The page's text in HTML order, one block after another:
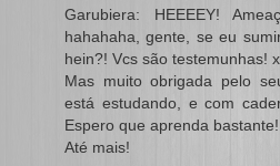
Garubiera: HEEEEY!
hahahaha, gente, se eu
hein?! Vcs são testemunhas!
Mas muito obrigada pelo
está estudando, e com
Espero que aprenda bastante!
Até mais!